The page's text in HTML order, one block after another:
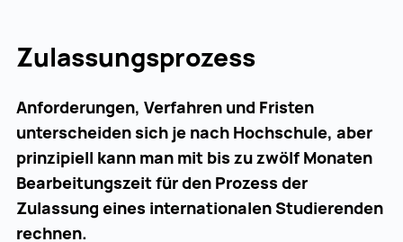
Zulassungsprozess
Anforderungen, Verfahren und Fristen
unterscheiden sich je nach Hochschule, aber
prinzipiell kann man mit bis zu zwölf Monaten
Bearbeitungszeit für den Prozess der
Zulassung eines internationalen Studierenden
rechnen.